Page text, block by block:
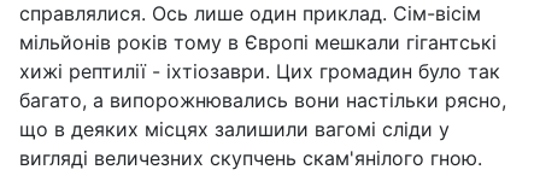
справлялися. Ось лише один приклад. Сім-вісім
мільйонів років тому в Європі мешкали гігантські
хижі рептилії - іхтіозаври. Цих громадин було так
багато, а випорожнювались вони настільки рясно,
що в деяких місцях залишили вагомі сліди у
вигляді величезних скупчень скам'янілого гною.